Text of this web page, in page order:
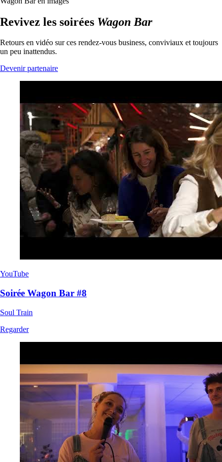
Revivez les soirées Wagon Bar
Retours en vidéo sur ces rendez-vous business, conviviaux et toujours
un peu inattendus.
Devenir partenaire
YouTube
Soirée Wagon Bar #8
Soul Train
Regarder